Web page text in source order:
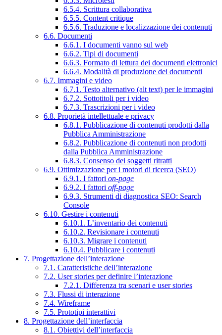
6.5.4. Scrittura collaborativa
6.5.5. Content critique
6.5.6. Traduzione e localizzazione dei contenuti
6.6. Documenti
6.6.1. I documenti vanno sul web
6.6.2. Tipi di documenti
6.6.3. Formato di lettura dei documenti elettronici
6.6.4. Modalità di produzione dei documenti
6.7. Immagini e video
6.7.1. Testo alternativo (alt text) per le immagini
6.7.2. Sottotitoli per i video
6.7.3. Trascrizioni per i video
6.8. Proprietà intellettuale e privacy
6.8.1. Pubblicazione di contenuti prodotti dalla
Pubblica Amministrazione
6.8.2. Pubblicazione di contenuti non prodotti
dalla Pubblica Amministrazione
6.8.3. Consenso dei soggetti ritratti
6.9. Ottimizzazione per i motori di ricerca (SEO)
6.9.1. I fattori on-page
6.9.2. I fattori off-page
6.9.3. Strumenti di diagnostica SEO: Search
Console
6.10. Gestire i contenuti
6.10.1. L’inventario dei contenuti
6.10.2. Revisionare i contenuti
6.10.3. Migrare i contenuti
6.10.4. Pubblicare i contenuti
7. Progettazione dell’interazione
7.1. Caratteristiche dell’interazione
7.2. User stories per definire l’interazione
7.2.1. Differenza tra scenari e user stories
7.3. Flussi di interazione
7.4. Wireframe
7.5. Prototipi interattivi
8. Progettazione dell’interfaccia
8.1. Obiettivi dell’interfaccia